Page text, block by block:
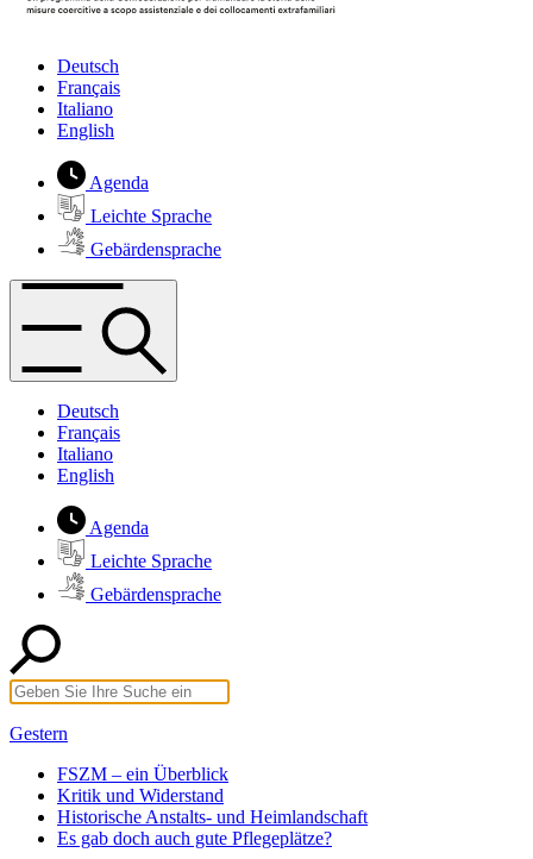
Deutsch
Français
Italiano
English
Agenda
Leichte Sprache
Gebärdensprache
Deutsch
Français
Italiano
English
Agenda
Leichte Sprache
Gebärdensprache
Gestern
FSZM – ein Überblick
Kritik und Widerstand
Historische Anstalts- und Heimlandschaft
Es gab doch auch gute Pflegeplätze?